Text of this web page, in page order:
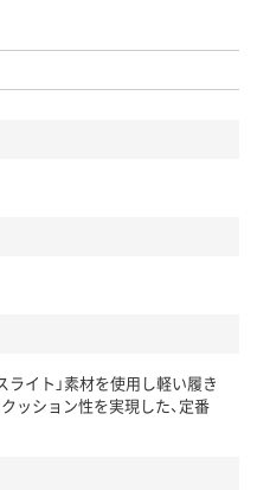
イト」素材を使用し軽い履き
ッション性を実現した、定番